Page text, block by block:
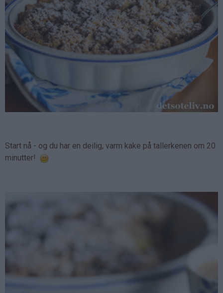
Start nå - og du har en deilig, varm kake på tallerkenen om 20
minutter!